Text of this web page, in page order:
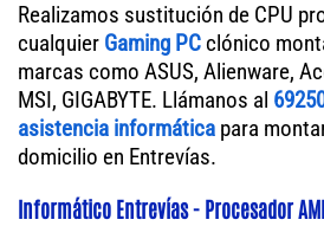
Realizamos sustitución de CPU
cualquier Gaming PC clónico
marcas como ASUS, Alienware,
MSI, GIGABYTE. Llámanos al
asistencia informática para
domicilio en Entrevías.
Informático Entrevías - Procesador